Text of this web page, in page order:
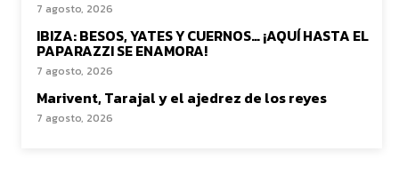
7 agosto, 2026
IBIZA: BESOS, YATES Y CUERNOS… ¡AQUÍ HASTA EL
PAPARAZZI SE ENAMORA!
7 agosto, 2026
Marivent, Tarajal y el ajedrez de los reyes
7 agosto, 2026